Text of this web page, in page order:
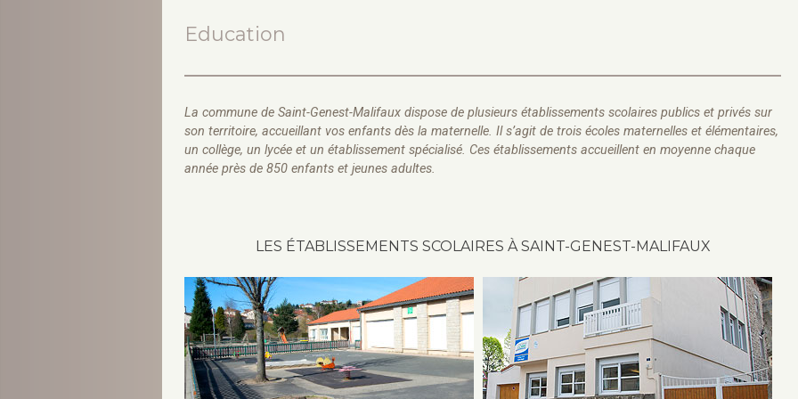
Education
La commune de Saint-Genest-Malifaux dispose de plusieurs établissements scolaires publics et privés sur
son territoire, accueillant vos enfants dès la maternelle. Il s’agit de trois écoles maternelles et élémentaires,
un collège, un lycée et un établissement spécialisé. Ces établissements accueillent en moyenne chaque
année près de 850 enfants et jeunes adultes.
LES ÉTABLISSEMENTS SCOLAIRES À SAINT-GENEST-MALIFAUX